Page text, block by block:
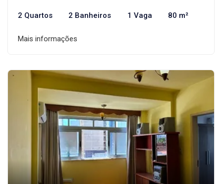
2 Quartos 2 Banheiros 1 Vaga 80 m²
Mais informações